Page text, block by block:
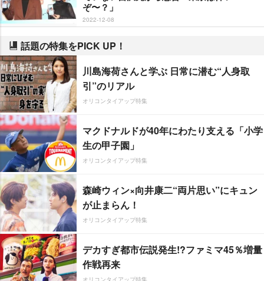
ぞ〜？」
2022-12-08
話題の特集をPICK UP！
川島海荷さんと学ぶ 日常に潜む“人身取
引”のリアル
オリコンタイアップ特集
マクドナルドが40年にわたり支える「小学
生の甲子園」
オリコンタイアップ特集
森崎ウィン×向井康二“両片思い”にキュン
が止まらん！
オリコンタイアップ特集
デカすぎ都市伝説発生!?ファミマ45％増量
作戦再来
オリコンタイアップ特集